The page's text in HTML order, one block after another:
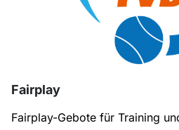
Fairplay
Fairplay-Gebote für Training